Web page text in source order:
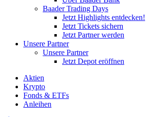
Baader Trading Days
Jetzt Highlights entdecken!
Jetzt Tickets sichern
Jetzt Partner werden
Unsere Partner
Unsere Partner
Jetzt Depot eröffnen
Aktien
Krypto
Fonds & ETFs
Anleihen